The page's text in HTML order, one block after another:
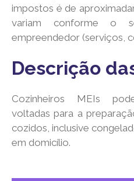
impostos é de
variam conforme o
empreendedor (serviços,
Descrição
Cozinheiros MEIs
voltadas para a
cozidos, inclusive
em domicílio.